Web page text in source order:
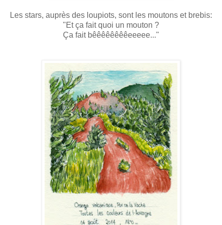
Les stars, auprès des loupiots, sont les moutons et brebis:
"Et ça fait quoi un mouton ?
Ça fait bêêêêêêêêeeeee..."